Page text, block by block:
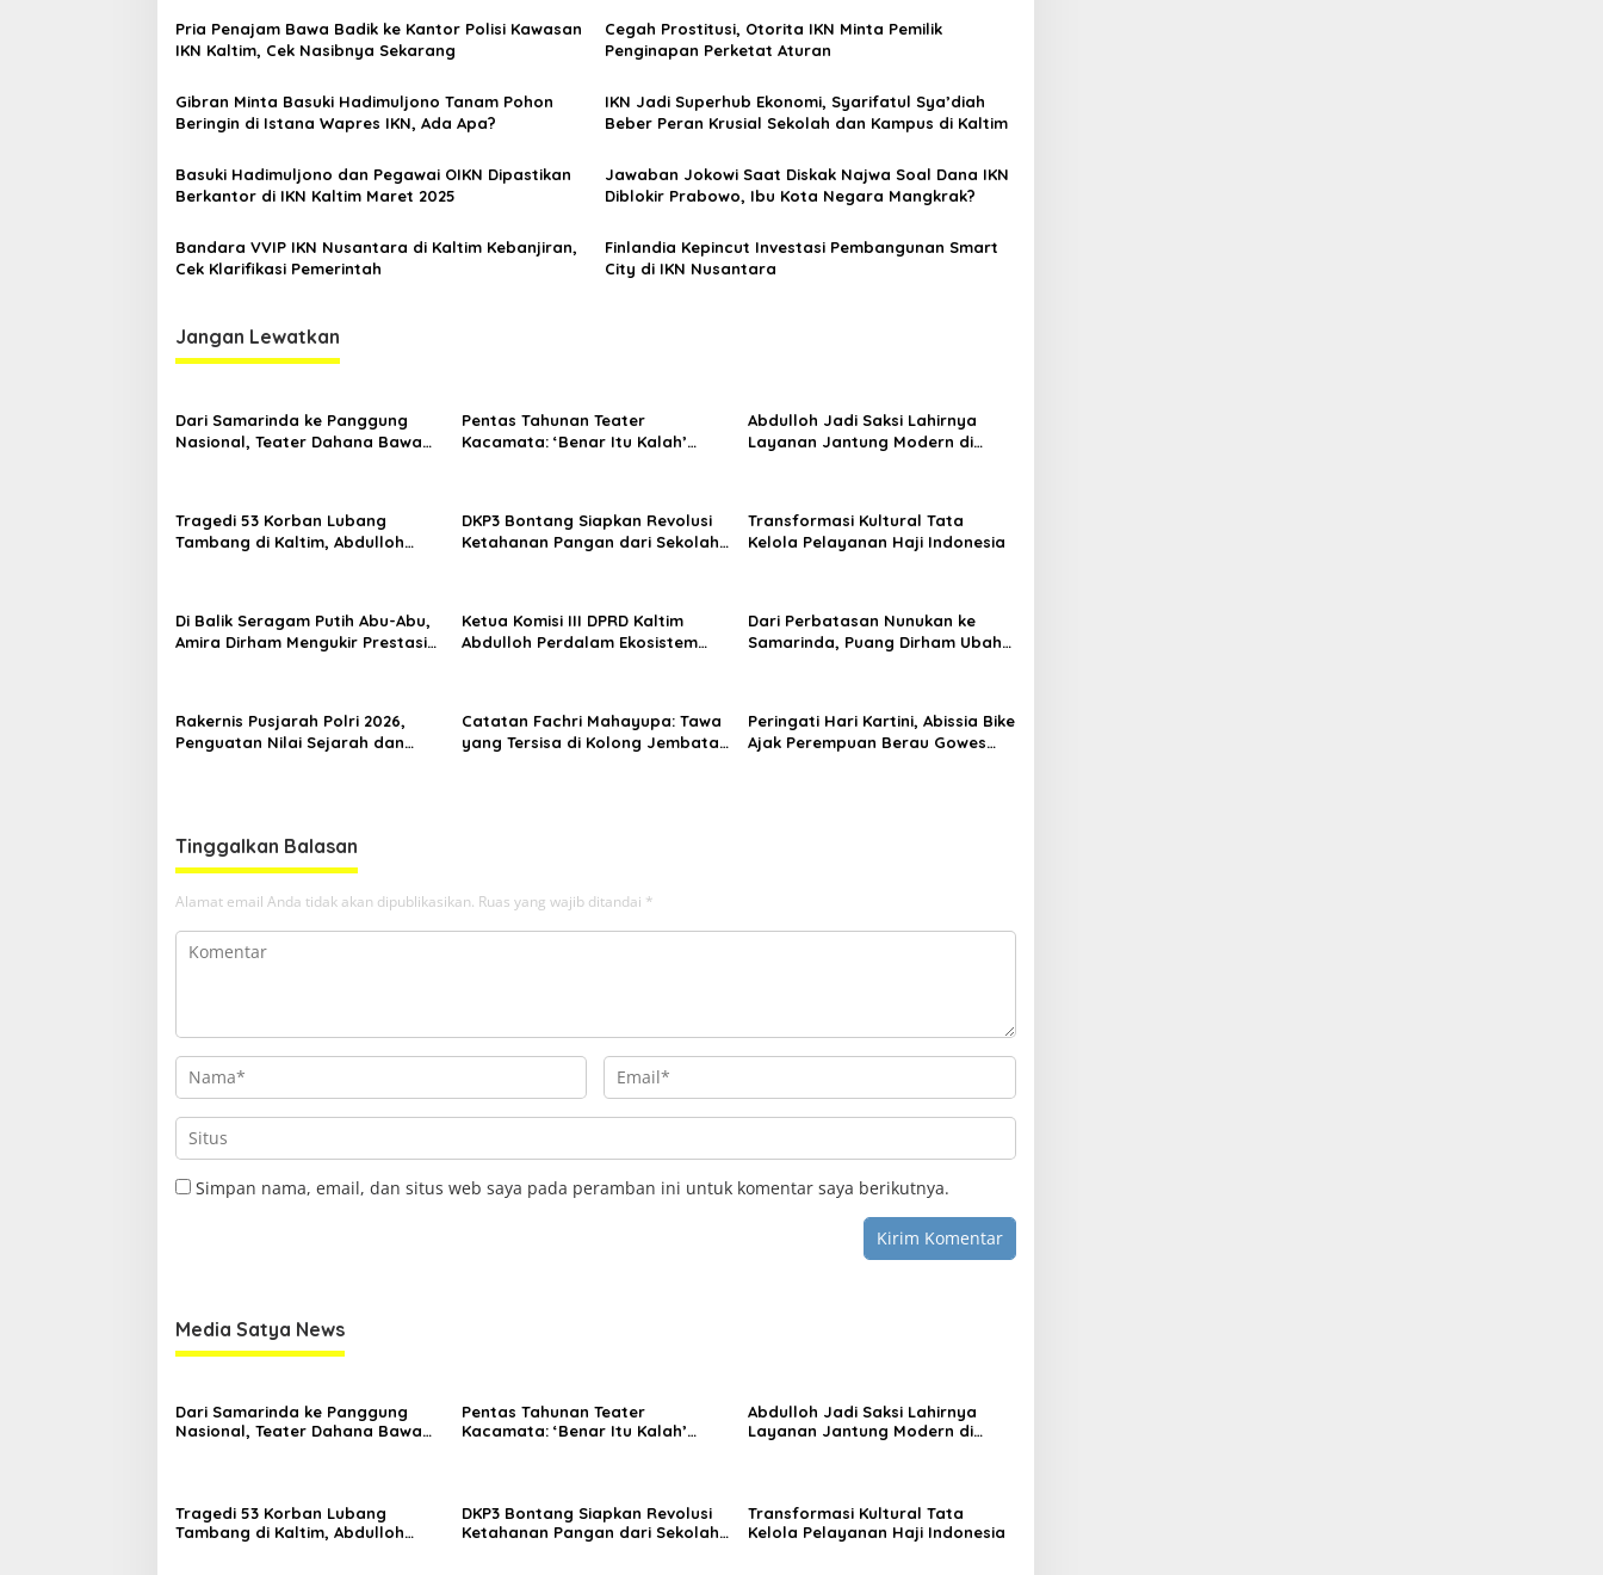
s
Pria Penajam Bawa Badik ke Kantor Polisi Kawasan
IKN Kaltim, Cek Nasibnya Sekarang
Cegah Prostitusi, Otorita IKN Minta Pemilik
Penginapan Perketat Aturan
Gibran Minta Basuki Hadimuljono Tanam Pohon
Beringin di Istana Wapres IKN, Ada Apa?
IKN Jadi Superhub Ekonomi, Syarifatul Sya’diah
Beber Peran Krusial Sekolah dan Kampus di Kaltim
Basuki Hadimuljono dan Pegawai OIKN Dipastikan
Berkantor di IKN Kaltim Maret 2025
Jawaban Jokowi Saat Diskak Najwa Soal Dana IKN
Diblokir Prabowo, Ibu Kota Negara Mangkrak?
Bandara VVIP IKN Nusantara di Kaltim Kebanjiran,
Cek Klarifikasi Pemerintah
Finlandia Kepincut Investasi Pembangunan Smart
City di IKN Nusantara
Jangan Lewatkan
Dari Samarinda ke Panggung
Nasional, Teater Dahana Bawa
Pentas Tahunan Teater
Kacamata: ‘Benar Itu Kalah’
Abdulloh Jadi Saksi Lahirnya
Layanan Jantung Modern di
Tragedi 53 Korban Lubang
Tambang di Kaltim, Abdulloh
DKP3 Bontang Siapkan Revolusi
Ketahanan Pangan dari Sekolah,
Transformasi Kultural Tata
Kelola Pelayanan Haji Indonesia
Di Balik Seragam Putih Abu-Abu,
Amira Dirham Mengukir Prestasi
Ketua Komisi III DPRD Kaltim
Abdulloh Perdalam Ekosistem
Dari Perbatasan Nunukan ke
Samarinda, Puang Dirham Ubah
Rakernis Pusjarah Polri 2026,
Penguatan Nilai Sejarah dan
Catatan Fachri Mahayupa: Tawa
yang Tersisa di Kolong Jembatan
Peringati Hari Kartini, Abissia Bike
Ajak Perempuan Berau Gowes
Tinggalkan Balasan
Alamat email Anda tidak akan dipublikasikan. Ruas yang wajib ditandai *
Simpan nama, email, dan situs web saya pada peramban ini untuk komentar saya berikutnya.
Media Satya News
Dari Samarinda ke Panggung
Nasional, Teater Dahana Bawa
Pentas Tahunan Teater
Kacamata: ‘Benar Itu Kalah’
Abdulloh Jadi Saksi Lahirnya
Layanan Jantung Modern di
Tragedi 53 Korban Lubang
Tambang di Kaltim, Abdulloh
DKP3 Bontang Siapkan Revolusi
Ketahanan Pangan dari Sekolah,
Transformasi Kultural Tata
Kelola Pelayanan Haji Indonesia